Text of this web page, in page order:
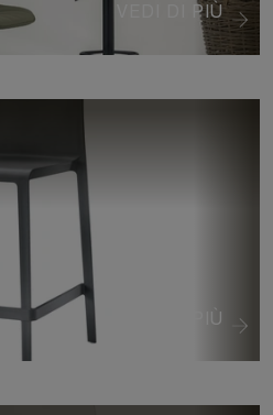
VEDI DI PIÙ
VEDI DI PIÙ